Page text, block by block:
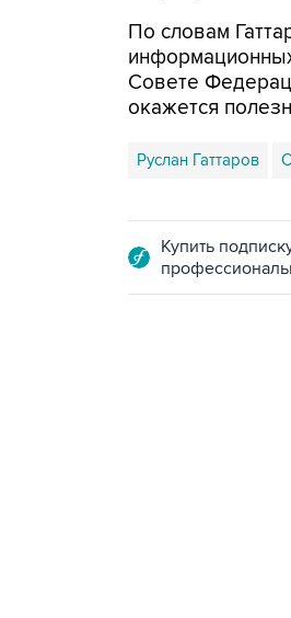
По словам
Совете
окажется
Руслан Гаттаров
Купить